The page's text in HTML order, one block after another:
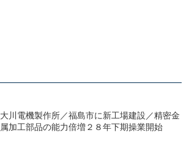
大川電機製作所／福島市に新工場建設／精密金
属加工部品の能力倍増２８年下期操業開始